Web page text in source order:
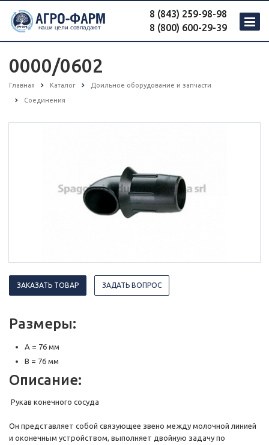
8 (843) 259-98-98
8 (800) 600-29-39
0000/0602
Главная Каталог Доильное оборудование и запчасти
Соединения
ЗАКАЗАТЬ ТОВАР ЗАДАТЬ ВОПРОС
Размеры:
A = 76 мм
B = 76 мм
Описание:
Рукав конечного сосуда
Он представляет собой связующее звено между молочной линией
и оконечным устройством, выполняет двойную задачу по